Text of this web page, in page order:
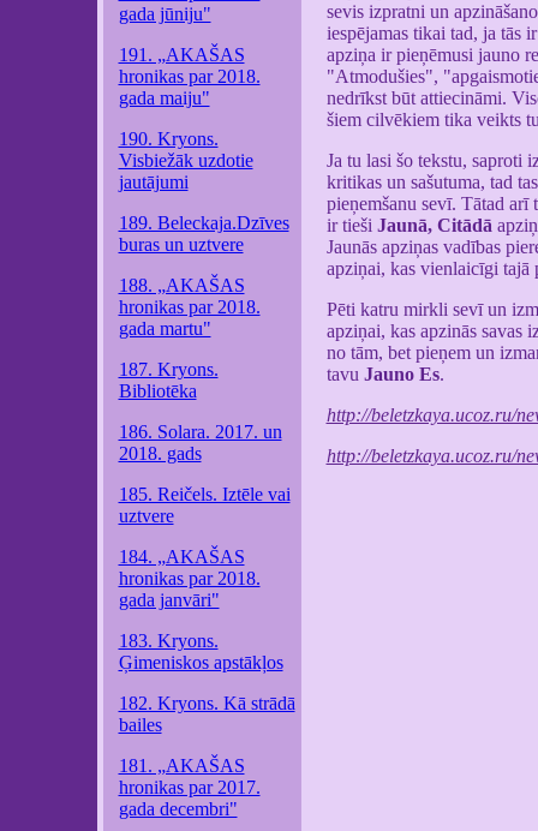
gada jūniju"
191. „AKAŠAS
hronikas par 2018.
gada maiju"
190. Kryons.
Visbiežāk uzdotie
jautājumi
189. Beleckaja.Dzīves
buras un uztvere
188. „AKAŠAS
hronikas par 2018.
gada martu"
187. Kryons.
Bibliotēka
186. Solara. 2017. un
2018. gads
185. Reičels. Iztēle vai
uztvere
184. „AKAŠAS
hronikas par 2018.
gada janvāri"
183. Kryons.
Ģimeniskos apstākļos
182. Kryons. Kā strādā
bailes
181. „AKAŠAS
hronikas par 2017.
gada decembri"
sevis izpratni un
iespējamas tikai tad, ja tās
apziņa ir pieņēmusi jauno
"Atmodušies",
nedrīkst būt attiecināmi.
šiem cilvēkiem tika veikts
Ja tu lasi šo tekstu, saproti
kritikas un sašutuma, tad
pieņemšanu sevī. Tātad arī
ir tieši Jaunā, Citādā
Jaunās apziņas vadības
apziņai, kas vienlaicīgi tajā
Pēti katru mirkli sevī un
apziņai, kas apzinās savas
no tām, bet pieņem un
tavu Jauno Es.
http://beletzkaya.ucoz.ru/
http://beletzkaya.ucoz.ru/